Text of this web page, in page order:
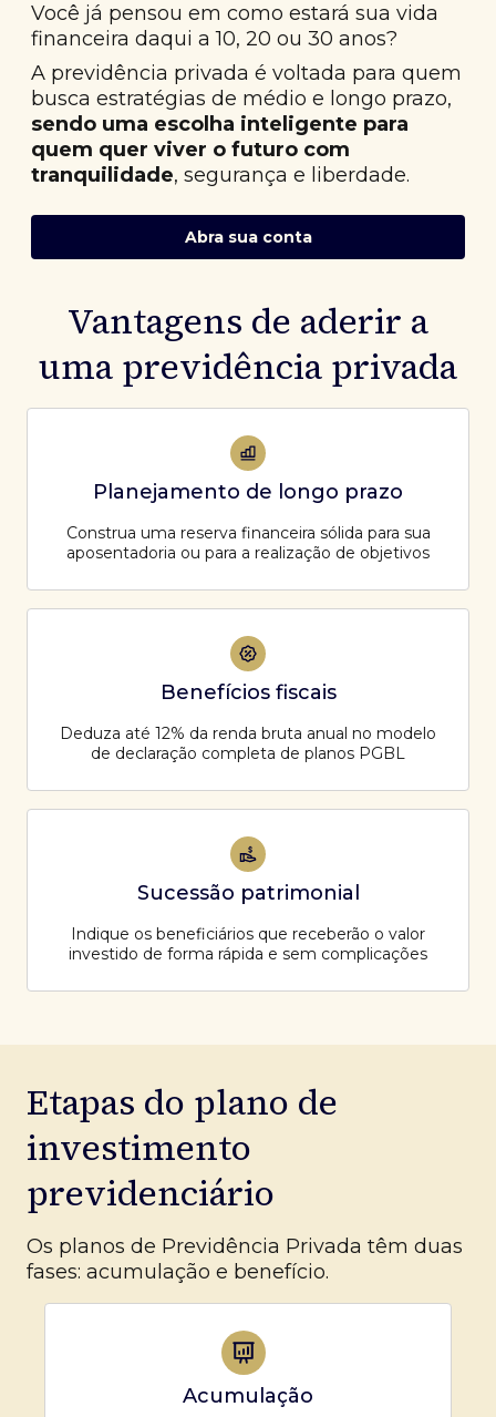
Você já pensou em como estará sua vida
financeira daqui a 10, 20 ou 30 anos?
A previdência privada é voltada para quem
busca estratégias de médio e longo prazo,
sendo uma escolha inteligente para
quem quer viver o futuro com
tranquilidade, segurança e liberdade.
Abra sua conta
Vantagens de aderir a
uma previdência privada
Planejamento de longo prazo
Construa uma reserva financeira sólida para sua
aposentadoria ou para a realização de objetivos
Benefícios fiscais
Deduza até 12% da renda bruta anual no modelo
de declaração completa de planos PGBL
Sucessão patrimonial
Indique os beneficiários que receberão o valor
investido de forma rápida e sem complicações
Etapas do plano de
investimento
previdenciário
Os planos de Previdência Privada têm duas
fases: acumulação e benefício.
Acumulação